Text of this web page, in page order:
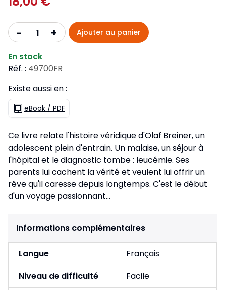
- + Ajouter au panier
En stock
Réf. : 49700FR
Existe aussi en :
eBook / PDF
Ce livre relate l'histoire véridique d'Olaf Breiner, un
adolescent plein d'entrain. Un malaise, un séjour à
l'hôpital et le diagnostic tombe : leucémie. Ses
parents lui cachent la vérité et veulent lui offrir un
rêve qu'il caresse depuis longtemps. C'est le début
d'un voyage passionnant...
Informations complémentaires
Langue
Français
Niveau de difficulté
Facile